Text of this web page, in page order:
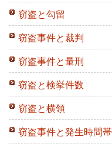
窃盗と勾留
窃盗事件と裁判
窃盗事件と量刑
窃盗と検挙件数
窃盗と横領
窃盗事件と発生時間帯